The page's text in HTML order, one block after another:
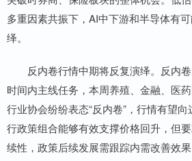
多重因素共振下，AI中下游和半导体有
绎。
反内卷行情中期将反复演绎。反内卷
时间内主线任务，本周养殖、金融、医
行业协会纷纷表态“反内卷”，行情有望
行政策组合能够有效支撑价格回升，但
续性，政策后续发展需跟踪内需改善效